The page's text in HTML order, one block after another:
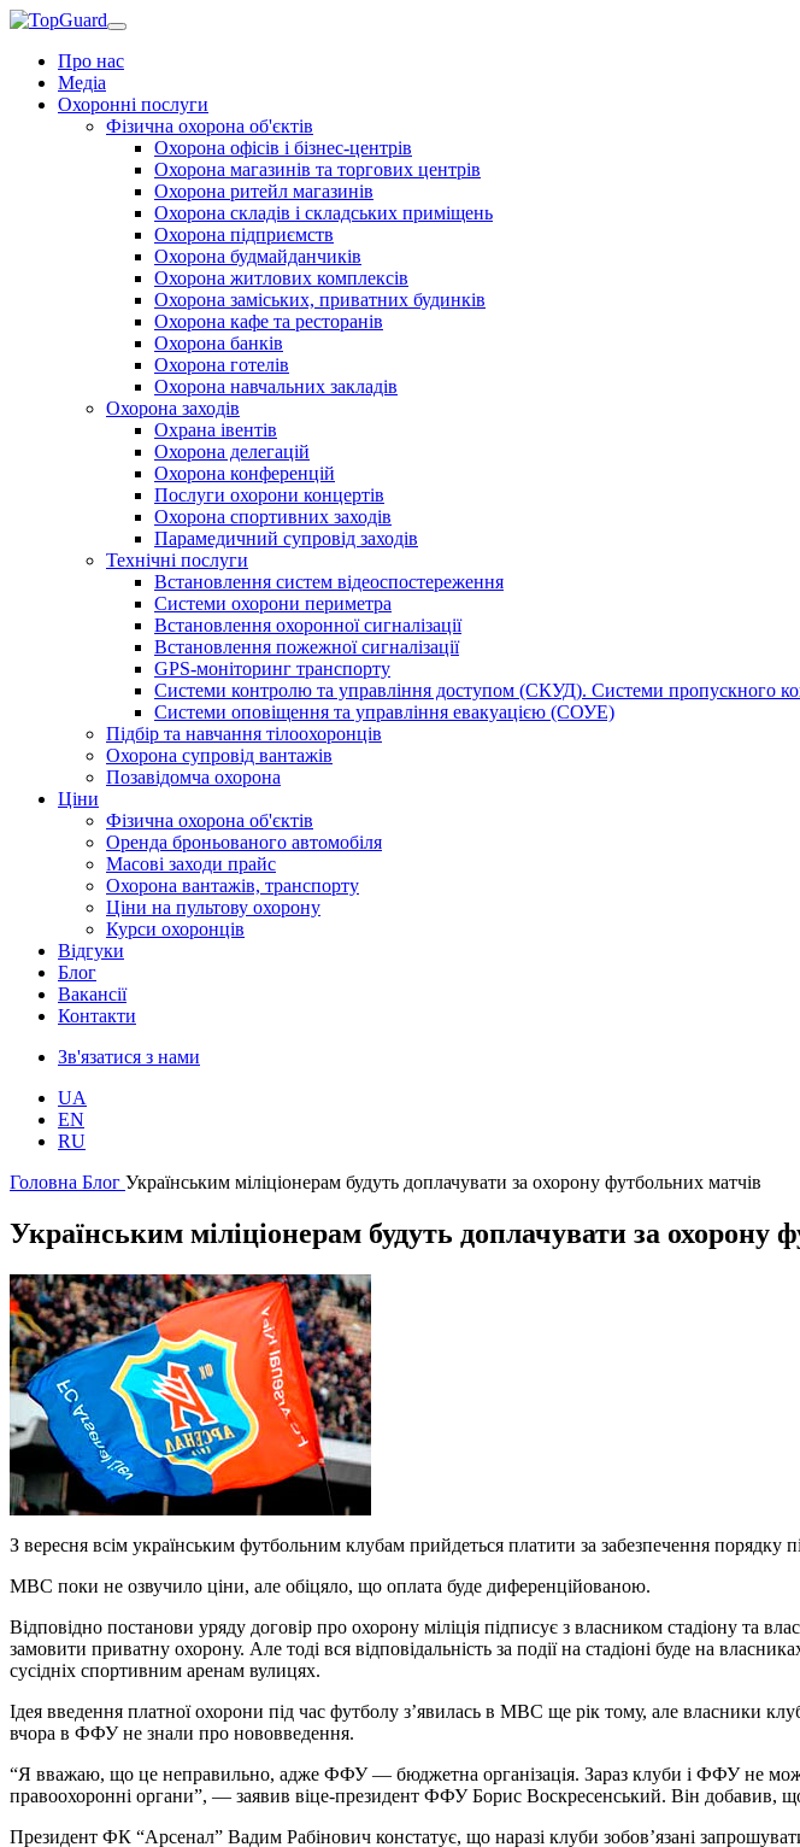
Про нас
Медіа
Охоронні послуги
Фізична охорона об'єктів
Охорона офісів і бізнес-центрів
Охорона магазинів та торгових центрів
Охорона ритейл магазинів
Охорона складів і складських приміщень
Охорона підприємств
Охорона будмайданчиків
Охорона житлових комплексів
Охорона заміських, приватних будинків
Охорона кафе та ресторанів
Охорона банків
Охорона готелів
Охорона навчальних закладів
Охорона заходів
Охрана івентів
Охорона делегацій
Охорона конференцій
Послуги охорони концертів
Охорона спортивних заходів
Парамедичний супровід заходів
Технічні послуги
Встановлення систем відеоспостереження
Системи охорони периметра
Встановлення охоронної сигналізації
Встановлення пожежної сигналізації
GPS-моніторинг транспорту
Системи контролю та управління доступом (СКУД). Системи пропускного
Системи оповіщення та управління евакуацією (СОУЕ)
Підбір та навчання тілоохоронців
Охорона супровід вантажів
Позавідомча охорона
Ціни
Фізична охорона об'єктів
Оренда броньованого автомобіля
Масові заходи прайс
Охорона вантажів, транспорту
Ціни на пультову охорону
Курси охоронців
Відгуки
Блог
Ваканcії
Контакти
Зв'язатися з нами
UA
EN
RU
Головна Блог Українським міліціонерам будуть доплачувати за охорону футбольних матчів
Українським міліціонерам будуть доплачувати за охорону
З вересня всім українським футбольним клубам прийдеться платити за забезпечення порядку
МВС поки не озвучило ціни, але обіцяло, що оплата буде диференційованою.
Відповідно постанови уряду договір про охорону міліція підписує з власником стадіону та
замовити приватну охорону. Але тоді вся відповідальність за події на стадіоні буде на
сусідніх спортивним аренам вулицях.
Ідея введення платної охорони під час футболу з’явилась в МВС ще рік тому, але власники
вчора в ФФУ не знали про нововведення.
“Я вважаю, що це неправильно, адже ФФУ — бюджетна організація. Зараз клуби і ФФУ не
правоохоронні органи”, — заявив віце-президент ФФУ Борис Воскресенський. Він добавив, що
Президент ФК “Арсенал” Вадим Рабінович констатує, що наразі клуби зобов’язані